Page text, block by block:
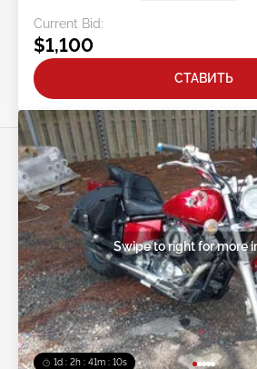
Current Bid:
$1,100
СТАВИТЬ
1d : 2h : 41m : 08s
Swipe to right for more